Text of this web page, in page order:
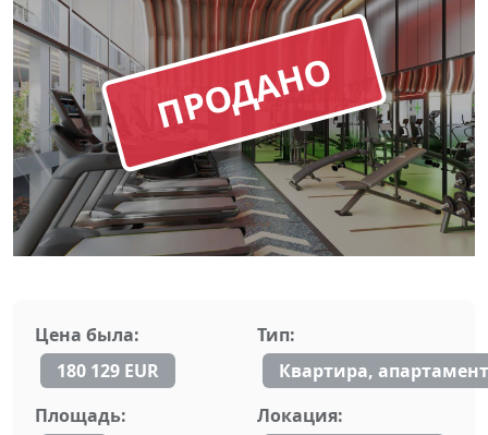
ПРОДАНО
Цена была:
180 129 EUR
Тип:
Квартира,
Площадь:
Локация: